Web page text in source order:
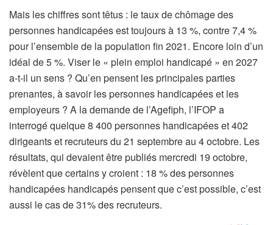
Mais les chiffres sont têtus : le taux de chômage des
personnes handicapées est toujours à 13 %, contre 7,4 %
pour l’ensemble de la population fin 2021. Encore loin d’un
idéal de 5 %. Viser le « plein emploi handicapé » en 2027
a-t-il un sens ? Qu’en pensent les principales parties
prenantes, à savoir les personnes handicapées et les
employeurs ? A la demande de l’Agefiph, l’IFOP a
interrogé quelque 8 400 personnes handicapées et 402
dirigeants et recruteurs du 21 septembre au 4 octobre. Les
résultats, qui devaient être publiés mercredi 19 octobre,
révèlent que certains y croient : 18 % des personnes
handicapées handicapés pensent que c’est possible, c’est
aussi le cas de 31% des recruteurs.